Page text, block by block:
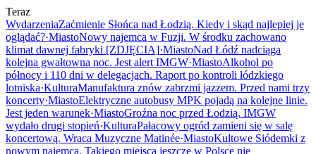
Teraz
WydarzeniaZaćmienie Słońca nad Łodzią. Kiedy i skąd najlepiej je
oglądać?·MiastoNowy najemca w Fuzji. W środku zachowano
klimat dawnej fabryki [ZDJĘCIA]·MiastoNad Łódź nadciąga
kolejna gwałtowna noc. Jest alert IMGW·MiastoAlkohol po
północy i 110 dni w delegacjach. Raport po kontroli łódzkiego
lotniska·KulturaManufaktura znów zabrzmi jazzem. Przed nami trzy
koncerty·MiastoElektryczne autobusy MPK pojadą na kolejne linie.
Jest jeden warunek·MiastoGroźna noc przed Łodzią. IMGW
wydało drugi stopień·KulturaPałacowy ogród zamieni się w salę
koncertową. Wraca Muzyczne Matinée·MiastoKultowe Siódemki z
nowym najemcą. Takiego miejsca jeszcze w Polsce nie